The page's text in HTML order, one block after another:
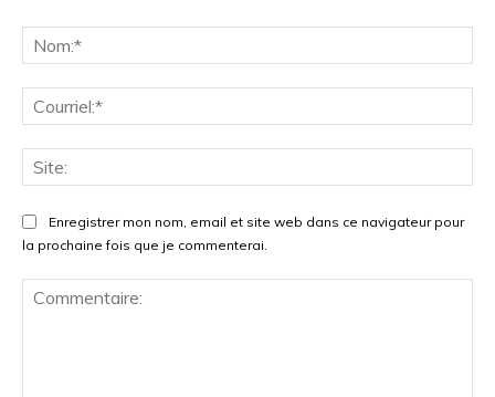
Enregistrer mon nom, email et site web dans ce navigateur pour
la prochaine fois que je commenterai.